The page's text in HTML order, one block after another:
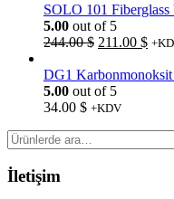
SOLO 101
5.00 out of 5
244.00$ Orijinal
244.00 $.
211.00 $Şu
fiyat:
DG1
5.00 out of 5
34.00 $ +KDV
Ara:
İletişim